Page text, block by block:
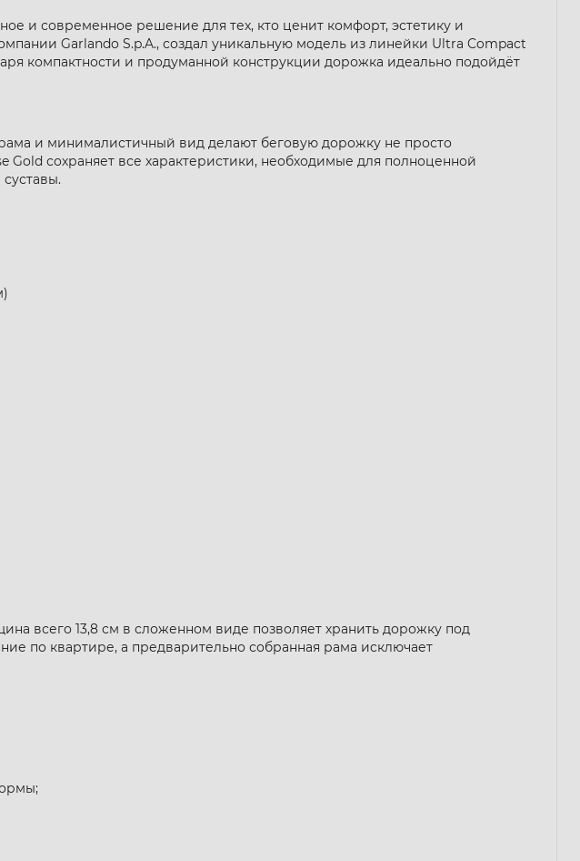
и современное решение для тех, кто ценит комфорт, эстетику и
Garlando S.p.A., создал уникальную модель из линейки Ultra Compact
компактности и продуманной конструкции дорожка идеально подойдёт
и минималистичный вид делают беговую дорожку не просто
сохраняет все характеристики, необходимые для полноценной
всего 13,8 см в сложенном виде позволяет хранить дорожку под
по квартире, а предварительно собранная рама исключает